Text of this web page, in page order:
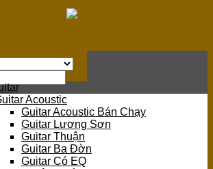
Acoustic
Guitar Acoustic Bán Chạy
Guitar Lương Sơn
Guitar Thuận
Guitar Ba Đờn
Guitar Có EQ